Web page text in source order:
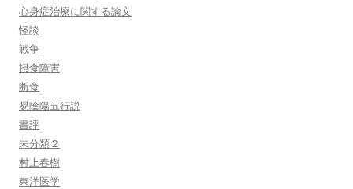
心身症治療に関する論文
怪談
戦争
摂食障害
断食
易陰陽五行説
書評
未分類２
村上春樹
東洋医学